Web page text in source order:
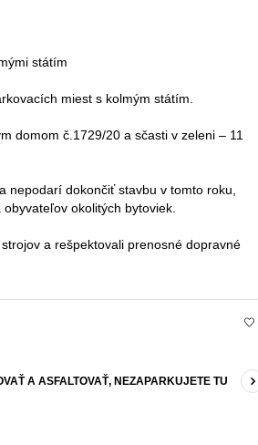
státím
miest s kolmým státím.
domom č.1729/20 a sčasti v zeleni – 11
nepodarí dokončiť stavbu v tomto roku,
okolitých bytoviek.
a rešpektovali prenosné dopravné
A ASFALTOVAŤ, NEZAPARKUJETE TU